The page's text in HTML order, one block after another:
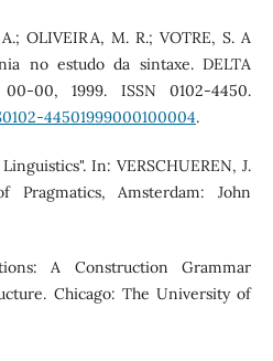
OLIVEIRA, M. R.; VOTRE, S. A
no estudo da sintaxe. DELTA
00, 1999. ISSN 0102-4450.
44501999000100004.
In: VERSCHUEREN, J.
Pragmatics, Amsterdam: John
A Construction Grammar
Chicago: The University of